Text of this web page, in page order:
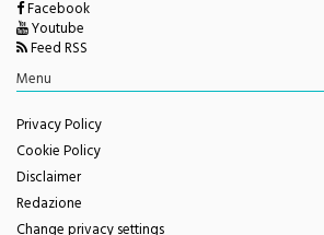
Twitter
Facebook
Youtube
Feed RSS
Privacy Policy
Cookie Policy
Disclaimer